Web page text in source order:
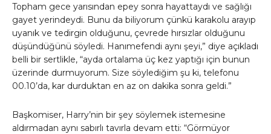
Topham gece yarısından epey sonra hayattaydı ve sağlığı
gayet yerindeydi. Bunu da biliyorum çünkü karakolu arayıp
uyanık ve tedirgin olduğunu, çevrede hırsızlar olduğunu
düşündüğünü söyledi. Hanımefendi aynı şeyi,” diye açıkladı
belli bir sertlikle, “ayda ortalama üç kez yaptığı için bunun
üzerinde durmuyorum. Size söylediğim şu ki, telefonu
00.10’da, kar durduktan en az on dakika sonra geldi.”
Başkomiser, Harry’nin bir şey söylemek istemesine
aldırmadan aynı sabırlı tavırla devam etti: “Görmüyor